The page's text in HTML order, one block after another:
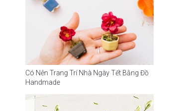
Có Nên Trang Trí Nhà Ngày Tết Bằng Đồ
Handmade